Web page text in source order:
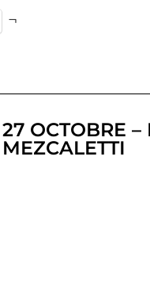
27 OCTOBRE –
MEZCALETTI